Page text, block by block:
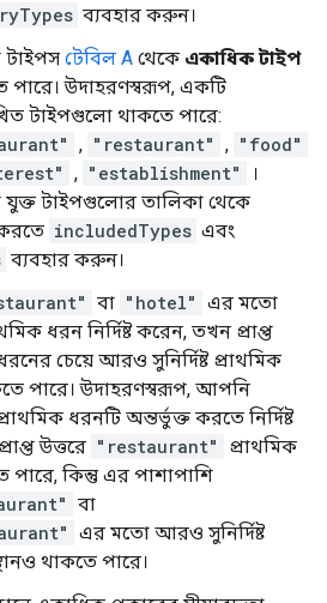
ব্যবহার করুন।
টাইপস টেবিল A ​​থেকে একাধিক টাইপ
পারে। উদাহরণস্বরূপ, একটি
টাইপগুলো থাকতে পারে:
, "restaurant" , "food"
, "establishment"
।
যুক্ত টাইপগুলোর তালিকা থেকে
includedTypes এবং
ব্যবহার করুন।
বা "hotel" এর মতো
ধরন নির্দিষ্ট করেন, তখন প্রাপ্ত
ধরনের চেয়ে আরও সুনির্দিষ্ট প্রাথমিক
পারে। উদাহরণস্বরূপ, আপনি
ধরনটি অন্তর্ভুক্ত করতে নির্দিষ্ট
উত্তরে "restaurant"
প্রাথমিক
পারে, কিন্তু এর পাশাপাশি
বা
এর মতো আরও সুনির্দিষ্ট
থাকতে পারে।